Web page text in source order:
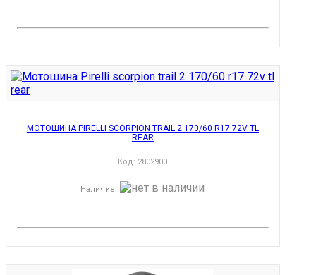
МОТОШИНА PIRELLI SCORPION TRAIL 2 170/60 R17 72V TL
REAR
Код: 2802900
Наличие: